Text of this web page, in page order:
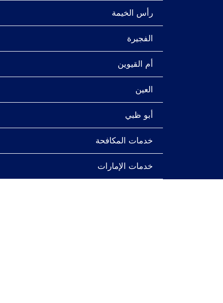
رأس الخيمة
الفجيرة
أم القيوين
العين
أبو ظبي
خدمات المكافحة
خدمات الإمارات